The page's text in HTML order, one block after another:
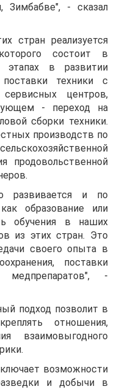
Зимбабве", - сказал
стран реализуется
состоит в
этапах в развитии
поставки техники с
центров,
- переход на
сборки техники.
производств по
продовольственной
развивается и по
образование или
обучения в наших
из этих стран. Это
своего опыта в
поставки
медпрепаратов", -
подход позволит в
отношения,
взаимовыгодного
возможности
и добычи в